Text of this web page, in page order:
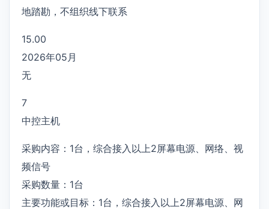
地踏勘，不组织线下联系
15.00
2026年05月
无
7
中控主机
采购内容：1台，综合接入以上2屏幕电源、网络、视
频信号
采购数量：1台
主要功能或目标：1台，综合接入以上2屏幕电源、网